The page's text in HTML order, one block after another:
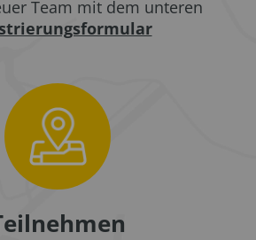
Team mit dem unteren